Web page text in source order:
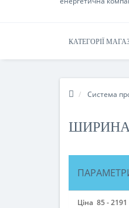
КАТЕГОРІЇ
Система
Ціна 85-2191